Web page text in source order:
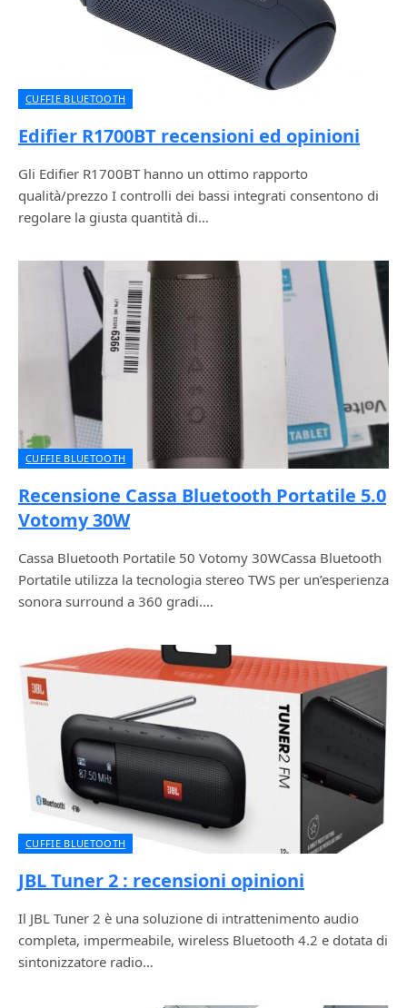
CUFFIE BLUETOOTH
Edifier R1700BT recensioni ed opinioni
Gli Edifier R1700BT hanno un ottimo rapporto
qualità/prezzo I controlli dei bassi integrati consentono di
regolare la giusta quantità di…
CUFFIE BLUETOOTH
Recensione Cassa Bluetooth Portatile 5.0
Votomy 30W
Cassa Bluetooth Portatile 50 Votomy 30WCassa Bluetooth
Portatile utilizza la tecnologia stereo TWS per un’esperienza
sonora surround a 360 gradi.…
CUFFIE BLUETOOTH
JBL Tuner 2 : recensioni opinioni
Il JBL Tuner 2 è una soluzione di intrattenimento audio
completa, impermeabile, wireless Bluetooth 4.2 e dotata di
sintonizzatore radio…